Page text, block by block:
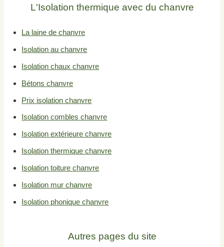
L'Isolation thermique avec du chanvre
La laine de chanvre
Isolation au chanvre
Isolation chaux chanvre
Bétons chanvre
Prix isolation chanvre
Isolation combles chanvre
Isolation extérieure chanvre
Isolation thermique chanvre
Isolation toiture chanvre
Isolation mur chanvre
Isolation phonique chanvre
Autres pages du site